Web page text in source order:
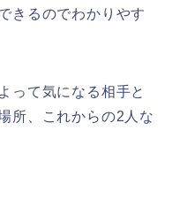
きるのでわかりやす
って気になる相手と
所、これからの2人な